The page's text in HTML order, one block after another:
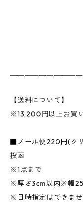
【送料について】
※13,200円以上お買
■メール便220円(ク
投函
※1点まで
※厚さ3cm以内※幅
※日時指定はできませ